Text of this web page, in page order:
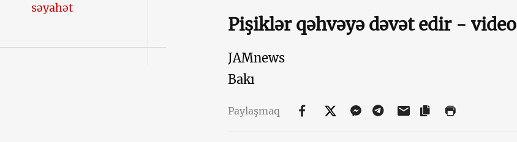
səyahət
Pişiklər qəhvəyə dəvət edir - video
JAMnews
Bakı
Paylaşmaq